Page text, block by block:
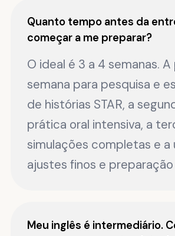
Quanto tempo antes da
começar a me preparar?
O ideal é 3 a 4 semanas.
semana para pesquisa e
de histórias STAR, a
prática oral intensiva, a
simulações completas e a
ajustes finos e
Meu inglês é intermediário.